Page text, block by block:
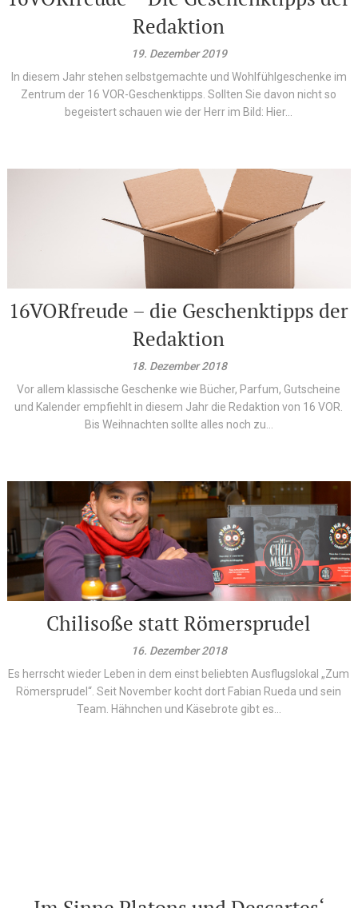
Redaktion
19. Dezember 2019
In diesem Jahr stehen selbstgemachte und Wohlfühlgeschenke im
Zentrum der 16 VOR-Geschenktipps. Sollten Sie davon nicht so
begeistert schauen wie der Herr im Bild: Hier...
16VORfreude – die Geschenktipps der
Redaktion
18. Dezember 2018
Vor allem klassische Geschenke wie Bücher, Parfum, Gutscheine
und Kalender empfiehlt in diesem Jahr die Redaktion von 16 VOR.
Bis Weihnachten sollte alles noch zu...
Chilisoße statt Römersprudel
16. Dezember 2018
Es herrscht wieder Leben in dem einst beliebten Ausflugslokal „Zum
Römersprudel“. Seit November kocht dort Fabian Rueda und sein
Team. Hähnchen und Käsebrote gibt es...